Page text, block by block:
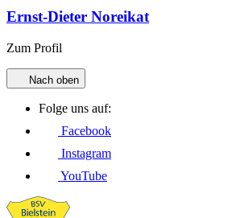
Ernst-Dieter Noreikat
Zum Profil
Nach oben
Folge uns auf:
Facebook
Instagram
YouTube